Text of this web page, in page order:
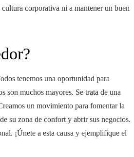
corporativa ni a mantener un buen
tenemos una oportunidad para
son muchos mayores. Se trata de una
un movimiento para fomentar la
su zona de confort y abrir sus negocios.
¡Únete a esta causa y ejemplifique el